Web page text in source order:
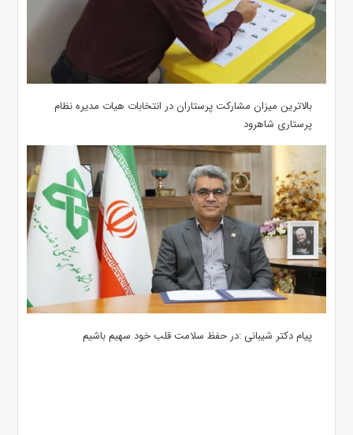
بالاترین میزان مشارکت پرستاران در انتخابات هیات مدیره نظام
پرستاری شاهرود
پیام دکتر شیبانی :در حفظ سلامت قلب خود سهیم باشیم